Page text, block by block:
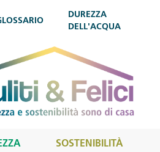
DUREZZA
DELL'ACQUA
SOSTENIBILITÀ